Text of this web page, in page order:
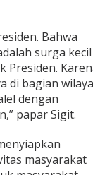
Bahwa
surga kecil
Presiden.
di bagian
dengan
papar Sigit.
masyarakat